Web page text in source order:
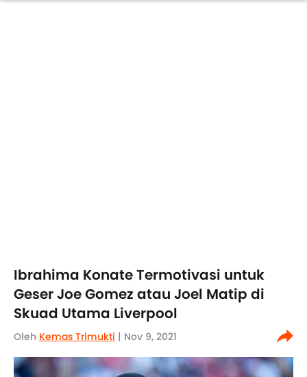
Ibrahima Konate Termotivasi untuk
Geser Joe Gomez atau Joel Matip di
Skuad Utama Liverpool
Oleh Kemas Trimukti | Nov 9, 2021